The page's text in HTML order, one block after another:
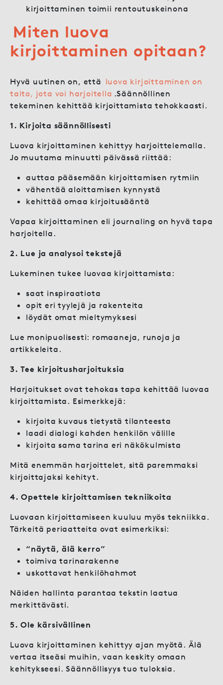
kirjoittaminen toimii rentoutuskeinona
Miten luova
kirjoittaminen opitaan?
Hyvä uutinen on, että luova kirjoittaminen on
taito, jota voi harjoitella .Säännöllinen
tekeminen kehittää kirjoittamista tehokkaasti.
1. Kirjoita säännöllisesti
Luova kirjoittaminen kehittyy harjoittelemalla.
Jo muutama minuutti päivässä riittää:
auttaa pääsemään kirjoittamisen rytmiin
vähentää aloittamisen kynnystä
kehittää omaa kirjoitusääntä
Vapaa kirjoittaminen eli journaling on hyvä tapa
harjoitella.
2. Lue ja analysoi tekstejä
Lukeminen tukee luovaa kirjoittamista:
saat inspiraatiota
opit eri tyylejä ja rakenteita
löydät omat mieltymyksesi
Lue monipuolisesti: romaaneja, runoja ja
artikkeleita.
3. Tee kirjoitusharjoituksia
Harjoitukset ovat tehokas tapa kehittää luovaa
kirjoittamista. Esimerkkejä:
kirjoita kuvaus tietystä tilanteesta
laadi dialogi kahden henkilön välille
kirjoita sama tarina eri näkökulmista
Mitä enemmän harjoittelet, sitä paremmaksi
kirjoittajaksi kehityt.
4. Opettele kirjoittamisen tekniikoita
Luovaan kirjoittamiseen kuuluu myös tekniikka.
Tärkeitä periaatteita ovat esimerkiksi:
“näytä, älä kerro”
toimiva tarinarakenne
uskottavat henkilöhahmot
Näiden hallinta parantaa tekstin laatua
merkittävästi.
5. Ole kärsivällinen
Luova kirjoittaminen kehittyy ajan myötä. Älä
vertaa itseäsi muihin, vaan keskity omaan
kehitykseesi. Säännöllisyys tuo tuloksia.